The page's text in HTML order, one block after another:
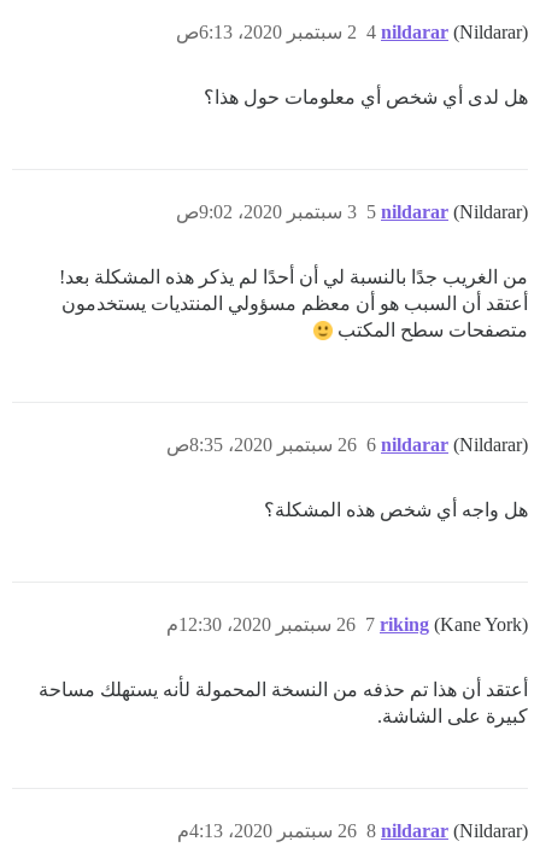
nildarar (Nildarar) 2 سبتمبر 2020، 6:13ص 4
هل لدى أي شخص أي معلومات حول هذا؟
nildarar (Nildarar) 3 سبتمبر 2020، 9:02ص 5
من الغريب جدًا بالنسبة لي أن أحدًا لم يذكر هذه المشكلة بعد!
أعتقد أن السبب هو أن معظم مسؤولي المنتديات يستخدمون
متصفحات سطح المكتب
nildarar (Nildarar) 26 سبتمبر 2020، 8:35ص 6
هل واجه أي شخص هذه المشكلة؟
riking (Kane York) 26 سبتمبر 2020، 12:30م 7
أعتقد أن هذا تم حذفه من النسخة المحمولة لأنه يستهلك مساحة
كبيرة على الشاشة.
nildarar (Nildarar) 26 سبتمبر 2020، 4:13م 8